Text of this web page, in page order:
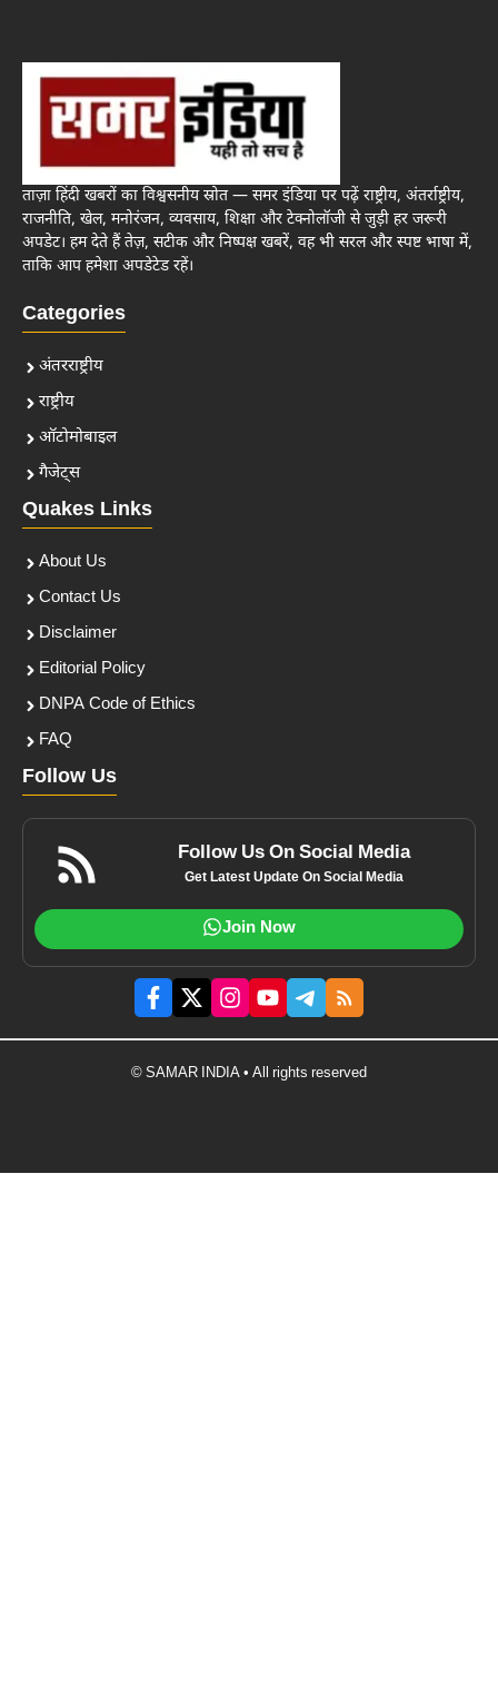
ताज़ा हिंदी खबरों का विश्वसनीय स्रोत — समर इंडिया पर पढ़ें राष्ट्रीय, अंतर्राष्ट्रीय,
राजनीति, खेल, मनोरंजन, व्यवसाय, शिक्षा और टेक्नोलॉजी से जुड़ी हर जरूरी
अपडेट। हम देते हैं तेज़, सटीक और निष्पक्ष खबरें, वह भी सरल और स्पष्ट भाषा में,
ताकि आप हमेशा अपडेटेड रहें।
Categories
अंतरराष्ट्रीय
राष्ट्रीय
ऑटोमोबाइल
गैजेट्स
Quakes Links
About Us
Contact Us
Disclaimer
Editorial Policy
DNPA Code of Ethics
FAQ
Follow Us
Follow Us On Social Media
Get Latest Update On Social Media
Join Now
© SAMAR INDIA • All rights reserved